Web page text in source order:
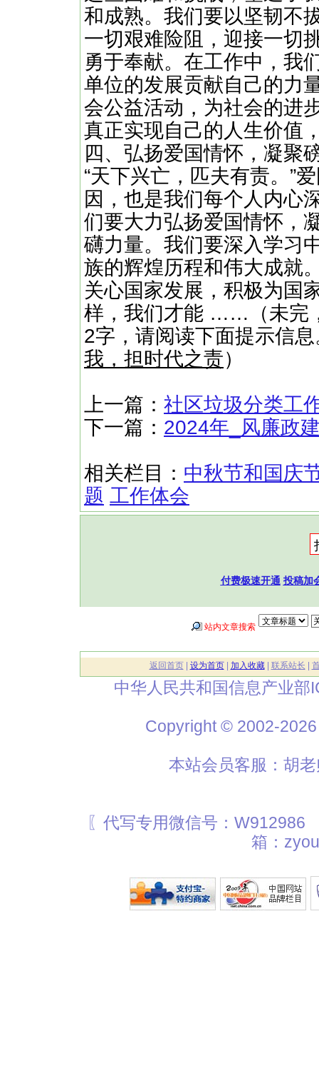
和成熟。我们要以坚韧不
一切艰难险阻，迎接一切
勇于奉献。在工作中，我
单位的发展贡献自己的力
会公益活动，为社会的进
真正实现自己的人生价值
四、弘扬爱国情怀，凝聚
“天下兴亡，匹夫有责。”
因，也是我们每个人内心
们要大力弘扬爱国情怀，
礴力量。我们要深入学习
族的辉煌历程和伟大成就
关心国家发展，积极为国
样，我们才能 ……（未完
2字，请阅读下面提示信息
我，担时代之责）
上一篇： 社区垃圾分类工
下一篇： 2024年_风廉政
相关栏目： 中秋节和国庆
题 工作体会
付费极速开通 投稿加
站内文章搜索
返回首页| 设为首页| 加入收藏| 联系站长
中华人民共和国信息产业部
Copyright © 2002-
本站会员客服：胡
〖代写专用微信号：
箱：